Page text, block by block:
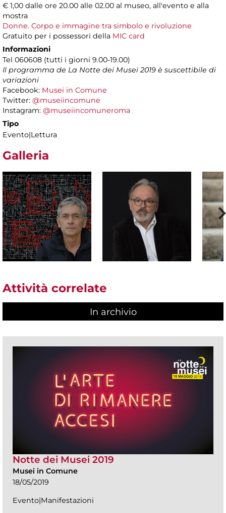
€ 1,00 dalle ore 20.00 alle 02.00 al museo, all'evento e alla
mostra
Donne. Corpo e immagine tra simbolo e rivoluzione
Gratuito per i possessori della MIC card
Informazioni
Tel 060608 (tutti i giorni 9.00-19.00)
Il programma de La Notte dei Musei 2019 è suscettibile di
variazioni
Facebook: Musei in Comune
Twitter: @museiincomune
Instagram: @museiincomuneroma
Tipo
Evento|Lettura
Galleria
Attività correlate
In archivio
Notte dei Musei 2019
Musei in Comune
18/05/2019
Evento|Manifestazioni